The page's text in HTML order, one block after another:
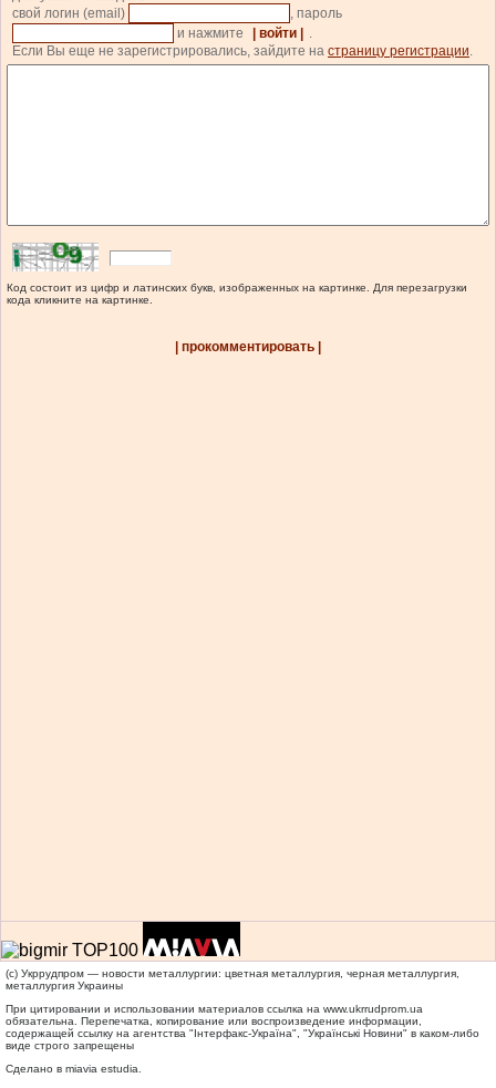
свой логин (email)
, пароль
и нажмите
| войти |
.
Если Вы еще не зарегистрировались, зайдите на страницу регистрации.
Код состоит из цифр и латинских букв, изображенных на картинке. Для перезагрузки
кода кликните на картинке.
| прокомментировать |
(c) Укррудпром — новости металлургии: цветная металлургия, черная металлургия,
металлургия Украины
При цитировании и использовании материалов ссылка на www.ukrrudprom.ua
обязательна. Перепечатка, копирование или воспроизведение информации,
содержащей ссылку на агентства "Iнтерфакс-Україна", "Українськi Новини" в каком-либо
виде строго запрещены
Сделано в miavia estudia.